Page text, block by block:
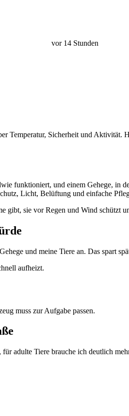
vor 14 Stunden
Temperatur, Sicherheit und
funktioniert, und einem Gehege, in
Licht, Belüftung und einfache
sie vor Regen und Wind schützt
und meine Tiere an. Das spart
aufheizt.
muss zur Aufgabe passen.
adulte Tiere brauche ich deutlich